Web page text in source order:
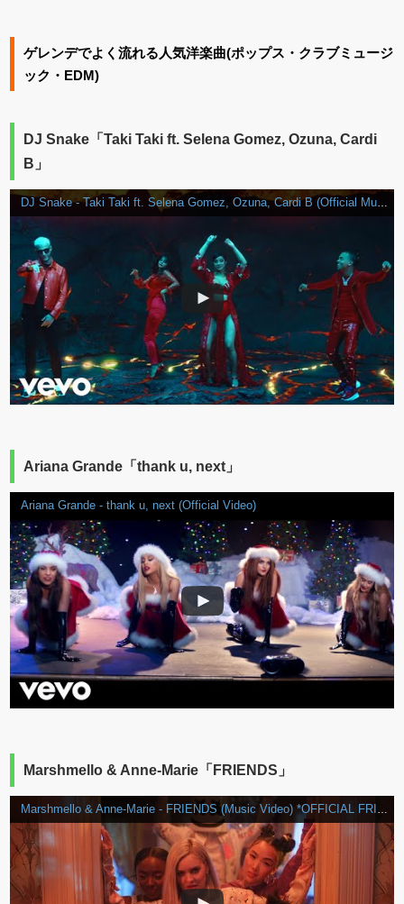
ゲレンデでよく流れる人気洋楽曲(ポップス・クラブミュージ
ック・EDM)
DJ Snake「Taki Taki ft. Selena Gomez, Ozuna, Cardi
B」
DJ Snake - Taki Taki ft. Selena Gomez, Ozuna, Cardi B (Official Music Video)
Ariana Grande「thank u, next」
Ariana Grande - thank u, next (Official Video)
Marshmello & Anne-Marie「FRIENDS」